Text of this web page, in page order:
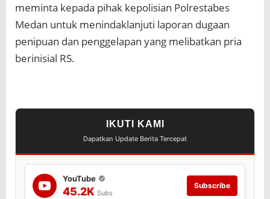
meminta kepada pihak kepolisian Polrestabes
Medan untuk menindaklanjuti laporan dugaan
penipuan dan penggelapan yang melibatkan pria
berinisial RS.
IKUTI KAMI
Dapatkan Update Berita Tercepat
YouTube
45.2K Subs
Subscribe